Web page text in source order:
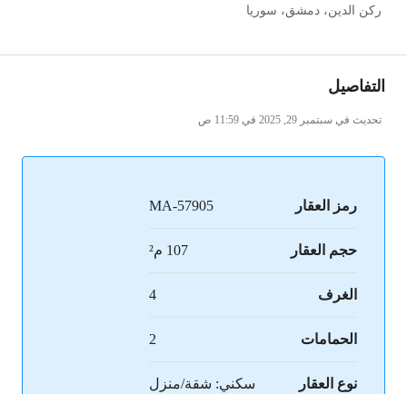
ركن الدين، دمشق، سوريا
التفاصيل
تحديث في سبتمبر 29, 2025 في 11:59 ص
رمز العقار MA-57905
حجم العقار 107 م²
الغرف 4
الحمامات 2
نوع العقار سكني: شقة/منزل